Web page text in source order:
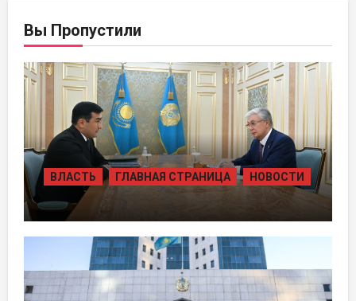
Вы Пропустили
ВЛАСТЬ ГЛАВНАЯ СТРАНИЦА НОВОСТИ
ПРЕЗИДЕНТ ПРИНЯЛ ПРЕДСЕДАТЕЛЯ
ПРАВЛЕНИЯ ХОЛДИНГА «БАЙТЕРЕК»